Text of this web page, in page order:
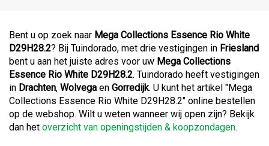
Bent u op zoek naar Mega Collections Essence Rio White
D29H28.2? Bij Tuindorado, met drie vestigingen in Friesland
bent u aan het juiste adres voor uw Mega Collections
Essence Rio White D29H28.2. Tuindorado heeft vestigingen
in Drachten, Wolvega en Gorredijk. U kunt het artikel "Mega
Collections Essence Rio White D29H28.2" online bestellen
op de webshop. Wilt u weten wanneer wij open zijn? Bekijk
dan het overzicht van openingstijden & koopzondagen.